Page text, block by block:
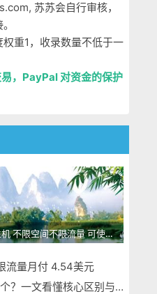
苏苏会自行审核，
重1，收录数量不低于一
，PayPal 对资金的保护
myownfreehost 免费分销主机 不限空间不限流量 可使用免费域名申请
流量月付 4.54美元
文看懂核心区别与选择指南